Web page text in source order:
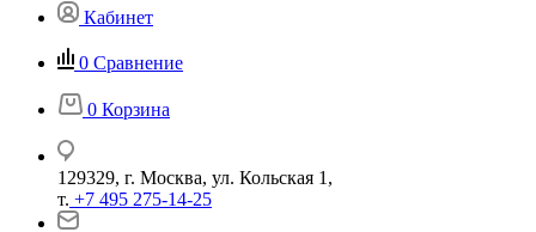
Кабинет
0 Сравнение
0 Корзина
129329, г. Москва, ул. Кольская 1,
т. +7 495 275-14-25